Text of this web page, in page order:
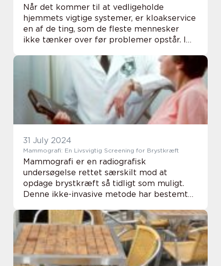
Når det kommer til at vedligeholde
hjemmets vigtige systemer, er kloakservice
en af de ting, som de fleste mennesker
ikke tænker over før problemer opstår. I
erhvervsdrivende værds...
31 July 2024
Mammografi: En Livsvigtig Screening for Brystkræft
Mammografi er en radiografisk
undersøgelse rettet særskilt mod at
opdage brystkræft så tidligt som muligt.
Denne ikke-invasive metode har bestemt
leads til en større chance for...